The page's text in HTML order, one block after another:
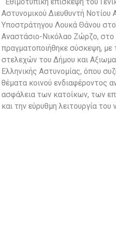
Αστυνομικού Διευθυντή Νοτίου
Υποστράτηγου Λουκά Θάνου
Αναστάσιο-Νικόλαο Ζώρζο, στο
πραγματοποιήθηκε σύσκεψη, με
στελεχών του Δήμου και
Ελληνικής Αστυνομίας, όπου
θέματα κοινού ενδιαφέροντος
ασφάλεια των κατοίκων, των
και την εύρυθμη λειτουργία του